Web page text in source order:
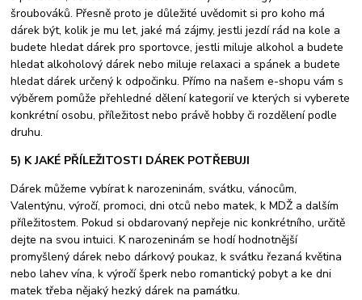
šroubováků. Přesně proto je důležité uvědomit si pro koho má
dárek být, kolik je mu let, jaké má zájmy, jestli jezdí rád na kole a
budete hledat dárek pro sportovce, jestli miluje alkohol a budete
hledat alkoholový dárek nebo miluje relaxaci a spánek a budete
hledat dárek určený k odpočinku. Přímo na našem e-shopu vám s
výběrem pomůže přehledné dělení kategorií ve kterých si vyberete
konkrétní osobu, příležitost nebo právě hobby či rozdělení podle
druhu.
5) K JAKÉ PŘÍLEŽITOSTI DÁREK POTŘEBUJI
Dárek můžeme vybírat k narozeninám, svátku, vánocům,
Valentýnu, výročí, promoci, dni otců nebo matek, k MDŽ a dalším
příležitostem. Pokud si obdarovaný nepřeje nic konkrétního, určitě
dejte na svou intuici. K narozeninám se hodí hodnotnější
promyšlený dárek nebo dárkový poukaz, k svátku řezaná květina
nebo lahev vína, k výročí šperk nebo romantický pobyt a ke dni
matek třeba nějaký hezký dárek na památku.